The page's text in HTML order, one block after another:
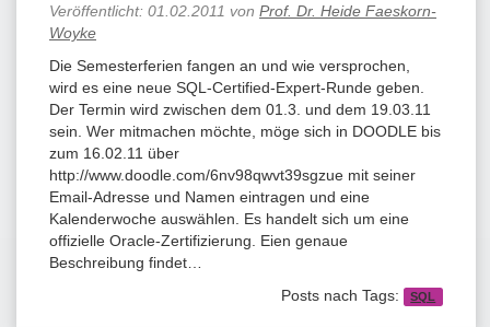
Veröffentlicht: 01.02.2011 von Prof. Dr. Heide Faeskorn-
Woyke
Die Semesterferien fangen an und wie versprochen,
wird es eine neue SQL-Certified-Expert-Runde geben.
Der Termin wird zwischen dem 01.3. und dem 19.03.11
sein. Wer mitmachen möchte, möge sich in DOODLE bis
zum 16.02.11 über
http://www.doodle.com/6nv98qwvt39sgzue mit seiner
Email-Adresse und Namen eintragen und eine
Kalenderwoche auswählen. Es handelt sich um eine
offizielle Oracle-Zertifizierung. Eien genaue
Beschreibung findet…
Posts nach Tags:
SQL